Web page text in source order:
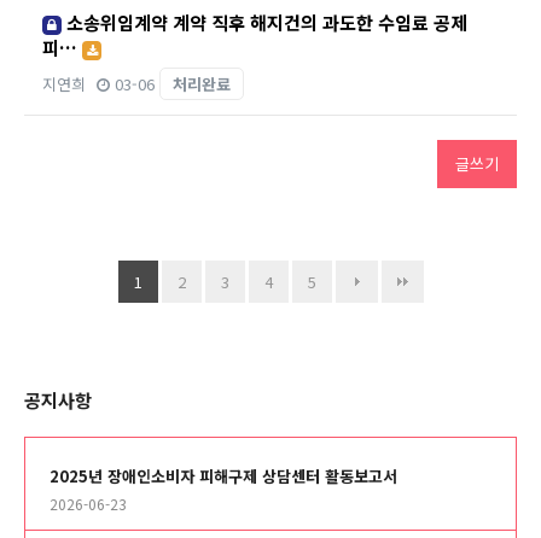
소송위임계약 계약 직후 해지건의 과도한 수임료 공제
피…
지연희 03-06 처리완료
글쓰기
1 2 3 4 5
공지사항
2025년 장애인소비자 피해구제 상담센터 활동보고서
2026-06-23